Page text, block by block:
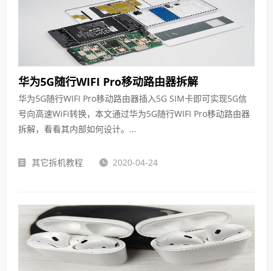
华为5G随行WIFI Pro移动路由器拆解
华为5G随行WIFI Pro移动路由器插入5G SIM卡即可实现5G信
号向高速WiFi转换，本文通过华为5G随行WIFI Pro移动路由器
拆解，看看其内部如何设计。...
其它拆机教程 2020-04-24